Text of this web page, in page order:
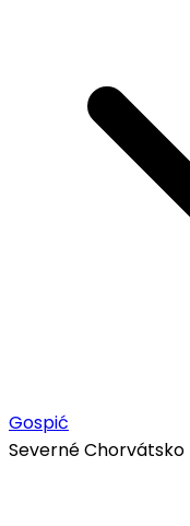
Gospić
Severné Chorvátsko